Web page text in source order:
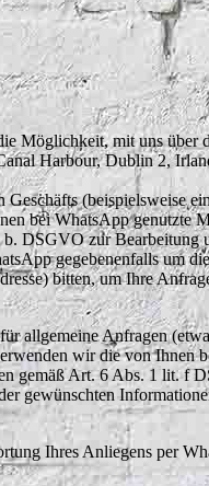
Möglichkeit, mit uns
Harbour, Dublin 2,
Geschäfts (beispielsweise
bei WhatsApp genutzte
DSGVO zur Bearbeitung
gegebenenfalls um
bitten, um Ihre
allgemeine Anfragen
wir die von
gemäß Art. 6 Abs. 1 lit. f
gewünschten
Ihres Anliegens per